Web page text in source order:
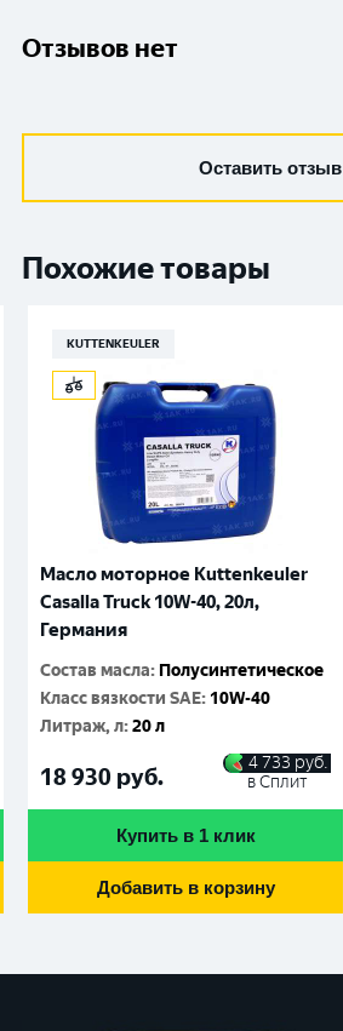
Отзывов нет
Оставить отзыв
Похожие товары
KUTTENKEULER
Масло моторное Kuttenkeuler
Casalla Truck 10W-40, 20л,
Германия
Состав масла: Полусинтетическое
Класс вязкости SAE: 10W-40
Литраж, л:20 л
18 930 руб.
4 733 руб.
в Сплит
Купить в 1 клик
Добавить в корзину